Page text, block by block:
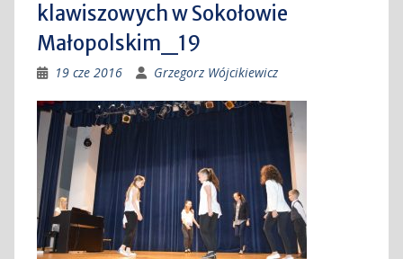
klawiszowych w Sokołowie
Małopolskim_19
19 cze 2016 Grzegorz Wójcikiewicz